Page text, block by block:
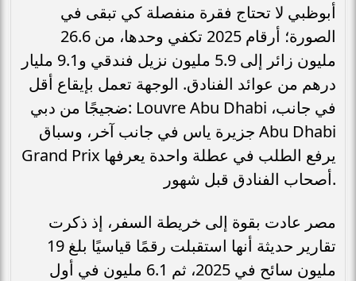
أبوظبي لا تحتاج فقرة منفصلة كي تبقى في
الصورة؛ أرقام 2025 تكفي وحدها، من 26.6
مليون زائر إلى 5.9 مليون نزيل فندقي و9.1 مليار
درهم من عوائد الفنادق. الوجهة تعمل بإيقاع أقل
ضجيجًا من دبي: Louvre Abu Dhabi في جانب،
جزيرة ياس في جانب آخر، وسباق Abu Dhabi
Grand Prix يرفع الطلب في عطلة واحدة يعرفها
أصحاب الفنادق قبل شهور.
مصر عادت بقوة إلى خريطة السفر، إذ ذكرت
تقارير حديثة أنها استقبلت رقمًا قياسيًا بلغ 19
مليون سائح في 2025، ثم 6.1 مليون في أول